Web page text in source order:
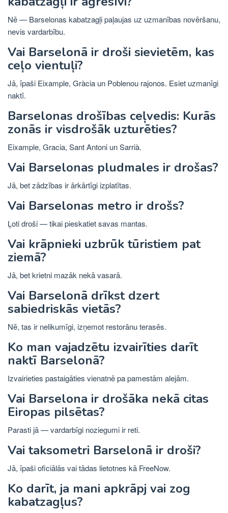
Nē — Barselonas kabatzagļi paļaujas uz uzmanības novēršanu,
nevis vardarbību.
Vai Barselonā ir droši sievietēm, kas
ceļo vientuļi?
Jā, īpaši Eixample, Gràcia un Poblenou rajonos. Esiet uzmanīgi
naktī.
Barselonas drošības ceļvedis: Kurās
zonās ir visdrošāk uzturēties?
Eixample, Gracia, Sant Antoni un Sarrià.
Vai Barselonas pludmales ir drošas?
Jā, bet zādzības ir ārkārtīgi izplatītas.
Vai Barselonas metro ir drošs?
Ļoti droši — tikai pieskatiet savas mantas.
Vai krāpnieki uzbrūk tūristiem pat
ziemā?
Jā, bet krietni mazāk nekā vasarā.
Vai Barselonā drīkst dzert
sabiedriskās vietās?
Nē, tas ir nelikumīgi, izņemot restorānu terasēs.
Ko man vajadzētu izvairīties darīt
naktī Barselonā?
Izvairieties pastaigāties vienatnē pa pamestām alejām.
Vai Barselona ir drošāka nekā citas
Eiropas pilsētas?
Parasti jā — vardarbīgi noziegumi ir reti.
Vai taksometri Barselonā ir droši?
Jā, īpaši oficiālās vai tādas lietotnes kā FreeNow.
Ko darīt, ja mani apkrāpj vai zog
kabatzagļus?